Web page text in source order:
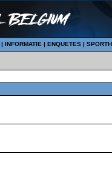
| INFORMATIE | ENQUETES |